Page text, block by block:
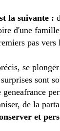
la suivante :
d'une
pas vers
se
sont
de la
et